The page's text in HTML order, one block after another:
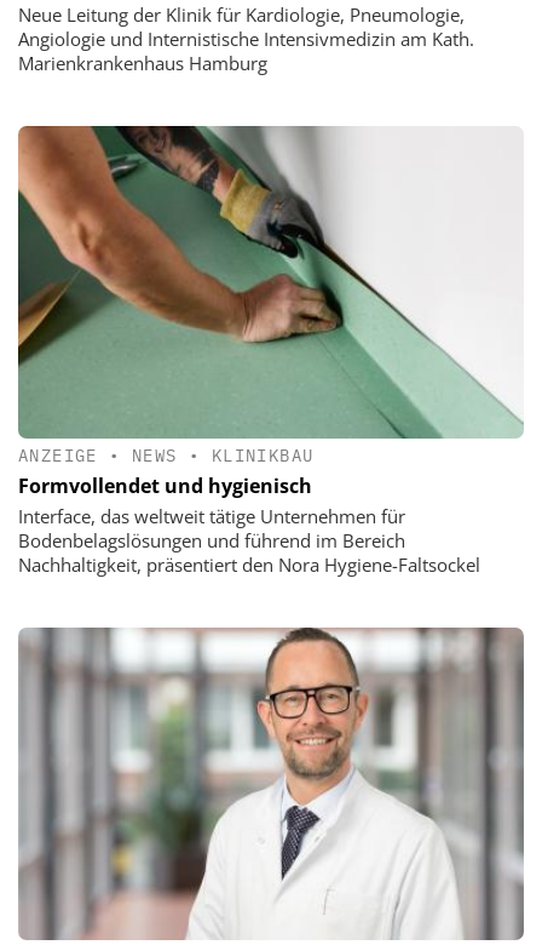
Neue Leitung der Klinik für Kardiologie, Pneumologie,
Angiologie und Internistische Intensivmedizin am Kath.
Marienkrankenhaus Hamburg
ANZEIGE • NEWS • KLINIKBAU
Formvollendet und hygienisch
Interface, das weltweit tätige Unternehmen für
Bodenbelagslösungen und führend im Bereich
Nachhaltigkeit, präsentiert den Nora Hygiene-Faltsockel